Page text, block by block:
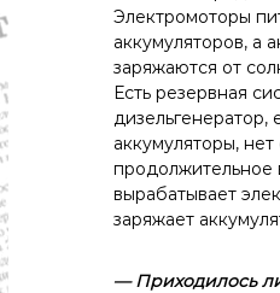
Электромоторы
аккумуляторов, а
заряжаются от
Есть резервная
дизельгенератор,
аккумуляторы, нет
продолжительное
вырабатывает
заряжает
— Приходилось